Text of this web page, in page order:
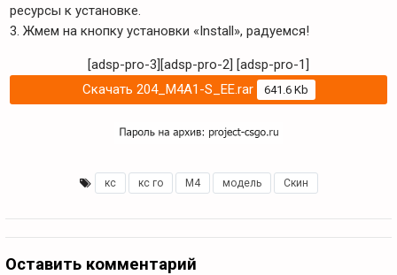
ресурсы к установке.
3. Жмем на кнопку установки «Install», радуемся!
[adsp-pro-3][adsp-pro-2] [adsp-pro-1]
Скачать 204_M4A1-S_EE.rar
641.6 Kb
кс кс го М4 модель Скин
Оставить комментарий